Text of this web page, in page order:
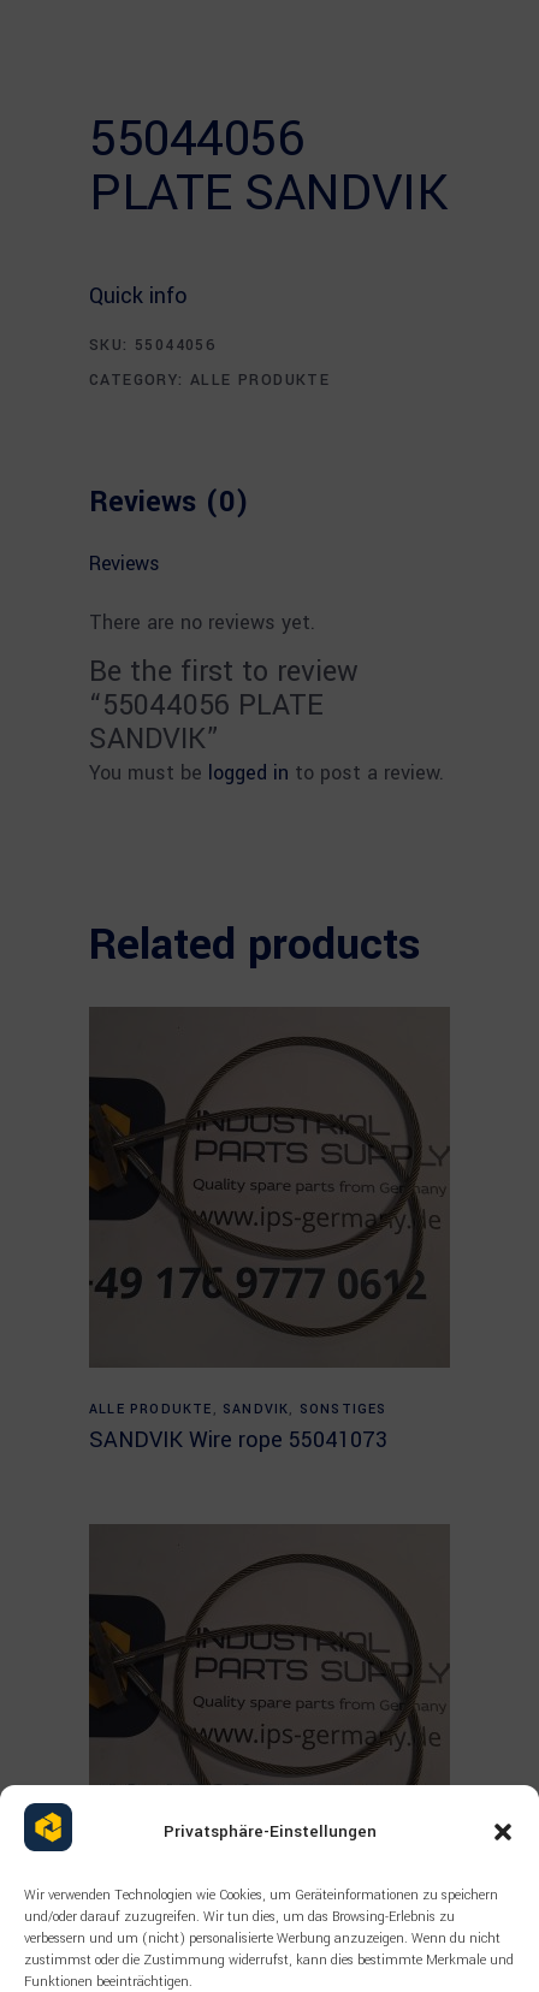
Privatsphäre-Einstellungen
Wir verwenden Technologien wie Cookies, um Geräteinformationen zu speichern
und/oder darauf zuzugreifen. Wir tun dies, um das Browsing-Erlebnis zu
verbessern und um (nicht) personalisierte Werbung anzuzeigen. Wenn du nicht
zustimmst oder die Zustimmung widerrufst, kann dies bestimmte Merkmale und
Funktionen beeinträchtigen.
55044056
PLATE SANDVIK
Quick info
SKU: 55044056
CATEGORY:ALLE PRODUKTE
Reviews (0)
Reviews
There are no reviews yet.
Be the first to review
“55044056 PLATE
SANDVIK”
You must be logged in to post a review.
Related products
Read more
ALLE PRODUKTE , SANDVIK, SONSTIGES
SANDVIK Wire rope 55041073
Read more
ALLE PRODUKTE, SANDVIK, SONSTIGES
SANDVIK Wire rope 55038503